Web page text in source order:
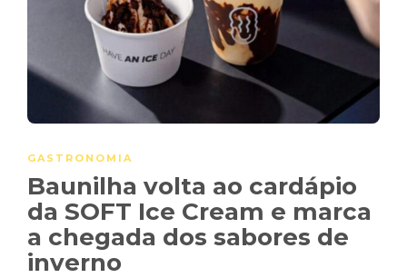
GASTRONOMIA
Baunilha volta ao cardápio
da SOFT Ice Cream e marca
a chegada dos sabores de
inverno